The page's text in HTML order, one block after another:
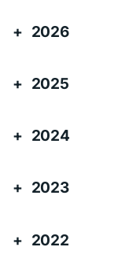
2026
2025
2024
2023
2022